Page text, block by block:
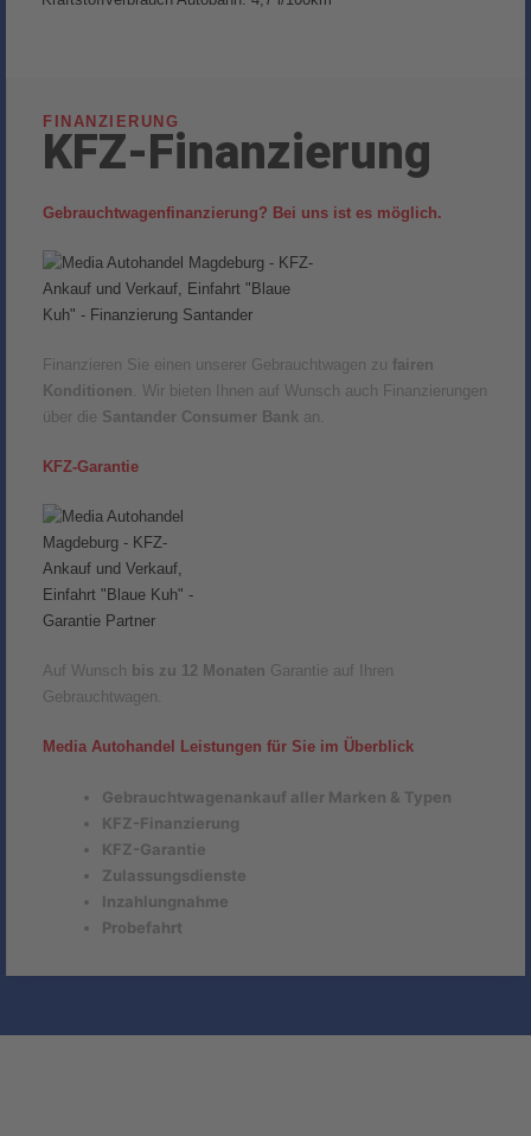
FINANZIERUNG
KFZ-Finanzierung
Gebrauchtwagenfinanzierung? Bei uns ist es möglich.
Finanzieren Sie einen unserer Gebrauchtwagen zu fairen
Konditionen . Wir bieten Ihnen auf Wunsch auch Finanzierungen
über die Santander Consumer Bank an.
KFZ-Garantie
Auf Wunsch bis zu 12 Monaten Garantie auf Ihren
Gebrauchtwagen.
Media Autohandel Leistungen für Sie im Überblick
Gebrauchtwagenankauf aller Marken & Typen
KFZ-Finanzierung
KFZ-Garantie
Zulassungsdienste
Inzahlungnahme
Probefahrt